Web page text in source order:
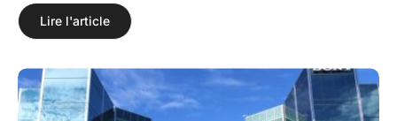
Lire l'article